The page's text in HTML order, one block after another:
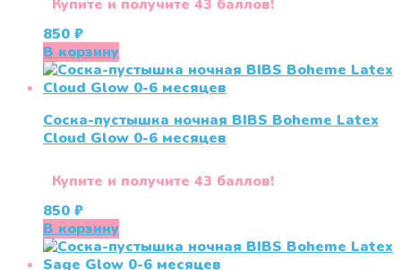
Купите и получите 43 баллов!
850 ₽
В корзину
Соска-пустышка ночная BIBS Boheme Latex
Cloud Glow 0-6 месяцев
Купите и получите 43 баллов!
850 ₽
В корзину